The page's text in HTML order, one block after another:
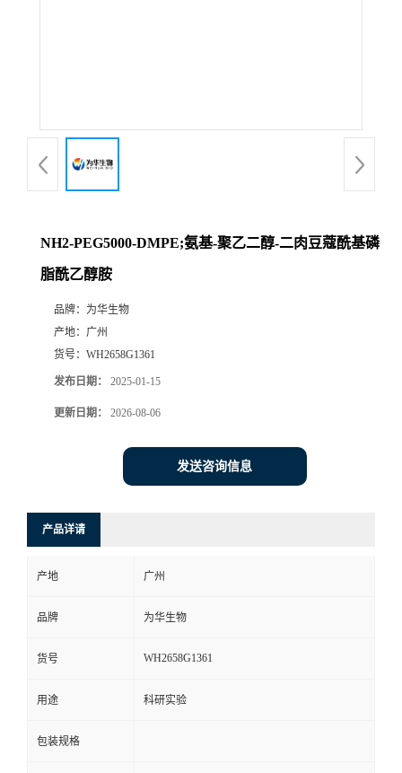
NH2-PEG5000-DMPE;氨基-聚乙二醇-二肉豆蔻酰基磷
脂酰乙醇胺
品牌： 为华生物
产地： 广州
货号： WH2658G1361
发布日期： 2025-01-15
更新日期： 2026-08-06
发送咨询信息
产品详请
产地 广州
品牌 为华生物
货号 WH2658G1361
用途 科研实验
包装规格